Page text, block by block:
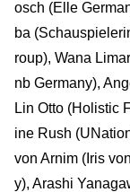
osch (Elle
ba
roup), Wana
nb Germany),
Lin Otto (Holistic
ine Rush
von Arnim (Iris
y), Arashi